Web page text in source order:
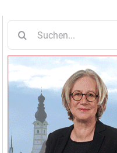
nach: